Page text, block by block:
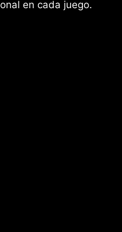
en cada juego.